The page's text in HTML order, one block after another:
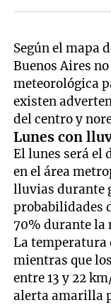
Según el mapa
Buenos Aires
meteorológica
existen
del centro y
Lunes con
El lunes será el
en el área
lluvias durante
probabilidades
70% durante la
La temperatura
mientras que
entre 13 y 22
alerta amarilla